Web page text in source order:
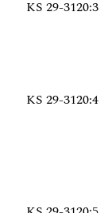
KS 29-3120:3
KS 29-3120:4